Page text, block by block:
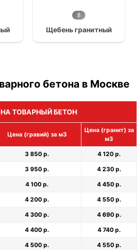
8
Щебень гранитный
бетона в Москве
ТОВАРНЫЙ БЕТОН
Цена (гравий) за м3
Цена (гранит) за
м3
3 850 р. 4 120 р.
3 950 р. 4 230 р.
4 100 р. 4 450 р.
4 200 р. 4 550 р.
4 300 р. 4 690 р.
4 400 р. 4 740 р.
4 500 р. 4 550 р.